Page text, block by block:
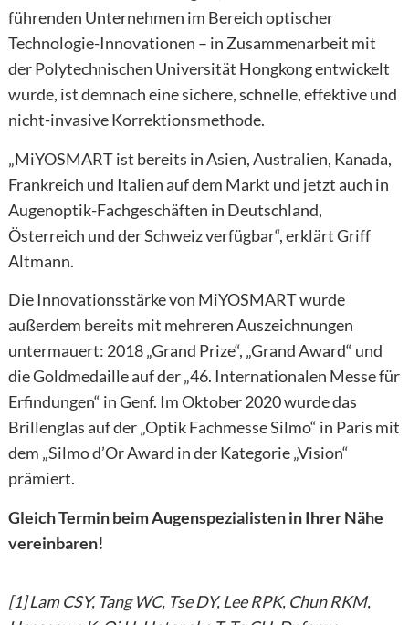
führenden Unternehmen im Bereich optischer
Technologie-Innovationen – in Zusammenarbeit mit
der Polytechnischen Universität Hongkong entwickelt
wurde, ist demnach eine sichere, schnelle, effektive und
nicht-invasive Korrektions­methode.
„MiYOSMART ist bereits in Asien, Australien, Kanada,
Frankreich und Italien auf dem Markt und jetzt auch in
Augenoptik-Fachgeschäften in Deutschland,
Österreich und der Schweiz verfügbar“, erklärt Griff
Altmann.
Die Innovationsstärke von MiYOSMART wurde
außerdem bereits mit mehreren Auszeichnungen
untermauert: 2018 „Grand Prize“, „Grand Award“ und
die Goldmedaille auf der „46. Internationalen Messe für
Erfindungen“ in Genf. Im Oktober 2020 wurde das
Brillenglas auf der „Optik Fachmesse Silmo“ in Paris mit
dem „Silmo d’Or Award in der Kategorie „Vision“
prämiert.
Gleich Termin beim Augenspezialisten in Ihrer Nähe
vereinbaren!
Hier finden Sie Ihren Experten
[1] Lam CSY, Tang WC, Tse DY, Lee RPK, Chun RKM,